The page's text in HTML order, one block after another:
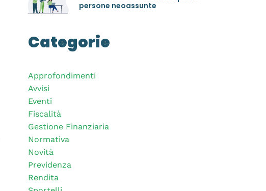
persone neoassunte
Categorie
Approfondimenti
Avvisi
Eventi
Fiscalità
Gestione Finanziaria
Normativa
Novità
Previdenza
Rendita